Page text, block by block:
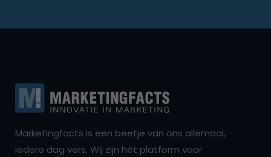
Marketingfacts is een beetje van ons allemaal,
iedere dag vers. Wij zijn hét platform voor